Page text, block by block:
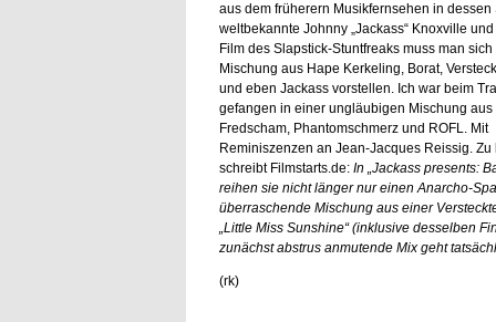
aus dem früherern Musikfernsehen in dessen
weltbekannte Johnny „Jackass“ Knoxville
Film des Slapstick-Stuntfreaks muss man
Mischung aus Hape Kerkeling, Borat,
und eben Jackass vorstellen. Ich war beim
gefangen in einer ungläubigen Mischung aus
Fredscham, Phantomschmerz und ROFL. Mit
Reminiszenzen an Jean-Jacques Reissig. Zu
schreibt Filmstarts.de: In „Jackass presents:
reihen sie nicht länger nur einen Anarcho-
überraschende Mischung aus einer
„Little Miss Sunshine“ (inklusive desselben
zunächst abstrus anmutende Mix geht
(rk)